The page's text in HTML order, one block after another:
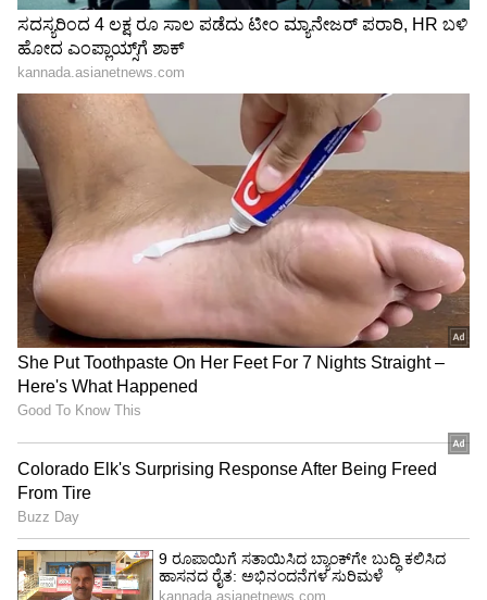
ಎತ್ತುಗಳ ಕೊಂಬು ಸ್ವಚ್ಛಗೊಳಿಸುವುದು ಅಷ್ಟು ಸುಲಭವಲ್ಲ,
ಸ್ವಲ್ಪ ಹೆಚ್ಚು ಕಡಿಮೆ ಆದರೂ ಎತ್ತಿನ ಕೊಂಬಿಗೆ ಗಾಯಗಳಾಗುವ
ಸಂಭವ ಇರುತ್ತದೆ. ಸಾಕಷ್ಟು ಅನುಭವ ಬೇಕು. ಆದರೆ ಕೊಂಬು
ಸ್ವಚ್ಛಗೊಳಿಸುವ ಕುಶಲಕರ್ಮಿಗೆ ಮಾನ್ಯತೆ ಇಲ್ಲ. ರೈತರು
ನೀಡಿದಷ್ಟು ಹಣ ಪಡೆದುಕೊಂಡು ಈ ಕಾಯಕ
ಮಾಡುವಂತಾಗಿದೆ ಎಂದು ನೂರ್‌ ಸಾಹೇಬ್ ಹೇಳುತ್ತಾರೆ.
ಎತ್ತುಗಳ ಕೊಂಬು ಸ್ವಚ್ಛಗೊಳಿಸಲು ಒಂದು ಜತೆ ಎತ್ತಿಗೆ ₹400
ಪಡೆಯುತ್ತೇವೆ. ಇತ್ತೀಚಿಗೆ ಎತ್ತುಗಳ ಸಂಖ್ಯೆ ಕಡಿಮೆ ಆಗುತ್ತಿದ್ದು,
ಮುಂದಿನ ಪೀಳಿಗೆ ಈ ಕೆಲಸವನ್ನು ಇಷ್ಟಪಡುತ್ತಿಲ್ಲ. ಎಲ್ಲರೂ
ಎಂದು ವರದಾಪುರ ಗ್ರಾಮ ಎತ್ತುಗಳ ಕೊಂಬು ಸ್ವಚ್ಛಗೊಳಿಸುವ
ಕುಶಲಕರ್ಮಿ ನೂರ್‌ ಸಾಹೇಬ್‌ ಹೇಳುತ್ತಾರೆ.